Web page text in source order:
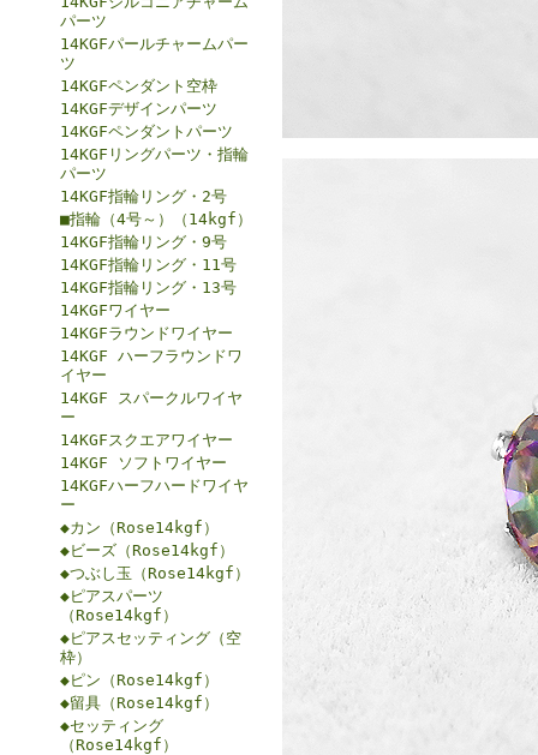
パーツ
14KGFパールチャームパー
ツ
14KGFペンダント空枠
14KGFデザインパーツ
14KGFペンダントパーツ
14KGFリングパーツ・指輪
パーツ
14KGF指輪リング・2号
■指輪（4号～）（14kgf）
14KGF指輪リング・9号
14KGF指輪リング・11号
14KGF指輪リング・13号
14KGFワイヤー
14KGFラウンドワイヤー
14KGF ハーフラウンドワ
イヤー
14KGF スパークルワイヤ
ー
14KGFスクエアワイヤー
14KGF ソフトワイヤー
14KGFハーフハードワイヤ
ー
◆カン（Rose14kgf）
◆ビーズ（Rose14kgf）
◆つぶし玉（Rose14kgf）
◆ピアスパーツ
（Rose14kgf）
◆ピアスセッティング（空
枠）
◆ピン（Rose14kgf）
◆留具（Rose14kgf）
◆セッティング
（Rose14kgf）